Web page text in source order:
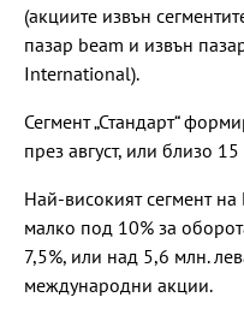
(акциите извън
пазар beam и извън
International).
Сегмент „Стандарт“
през август, или близо
Най-високият сегмент
малко под 10% за
7,5%, или над 5,6 млн.
международни акции.